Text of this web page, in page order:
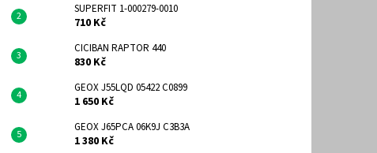
SUPERFIT 1-000279-0010
710 Kč
CICIBAN RAPTOR 440
830 Kč
GEOX J55LQD 05422 C0899
1 650 Kč
GEOX J65PCA 06K9J C3B3A
1 380 Kč